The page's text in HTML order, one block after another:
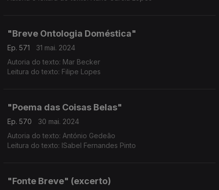
"Breve Ontologia Doméstica"
Ep. 571
31 mai. 2024
Autoria do texto: Mar Becker
Leitura do texto: Filipe Lopes
"Poema das Coisas Belas"
Ep. 570
30 mai. 2024
Autoria do texto: António Gedeão
Leitura do texto: ISabel Fernandes Pinto
"Fonte Breve" (excerto)